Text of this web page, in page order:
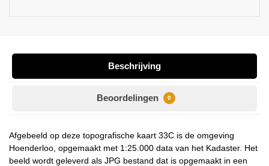
Beschrijving
Beoordelingen 0
Afgebeeld op deze topografische kaart 33C is de omgeving
Hoenderloo, opgemaakt met 1:25.000 data van het Kadaster. Het
beeld wordt geleverd als JPG bestand dat is opgemaakt in een